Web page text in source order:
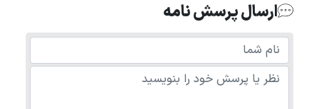
ارسال پرسش نامه